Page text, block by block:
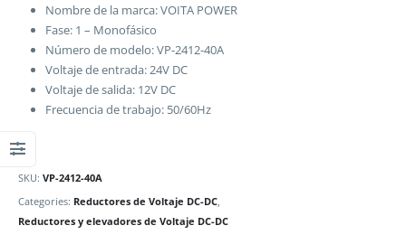
Nombre de la marca: VOITA POWER
Fase: 1 – Monofásico
Número de modelo: VP-2412-40A
Voltaje de entrada: 24V DC
Voltaje de salida: 12V DC
Frecuencia de trabajo: 50/60Hz
SKU: VP-2412-40A
Categories: Reductores de Voltaje DC-DC
Reductores y elevadores de Voltaje DC-DC